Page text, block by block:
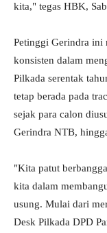
kita," tegas HBK,
Petinggi Gerindra ini
konsisten dalam
Pilkada serentak
tetap berada pada
sejak para calon
Gerindra NTB,
"Kita patut
kita dalam
usung. Mulai dari
Desk Pilkada DPD